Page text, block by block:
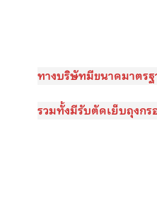
ทางบริษัทมีขนาดมาตรฐ
รวมทั้งมีรับตัดเย็บถุงก